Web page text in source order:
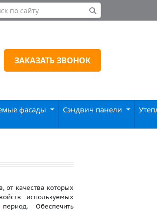
ЗАКАЗАТЬ ЗВОНОК
фасады Сэндвич панели
от качества которых
используемых
Обеспечить